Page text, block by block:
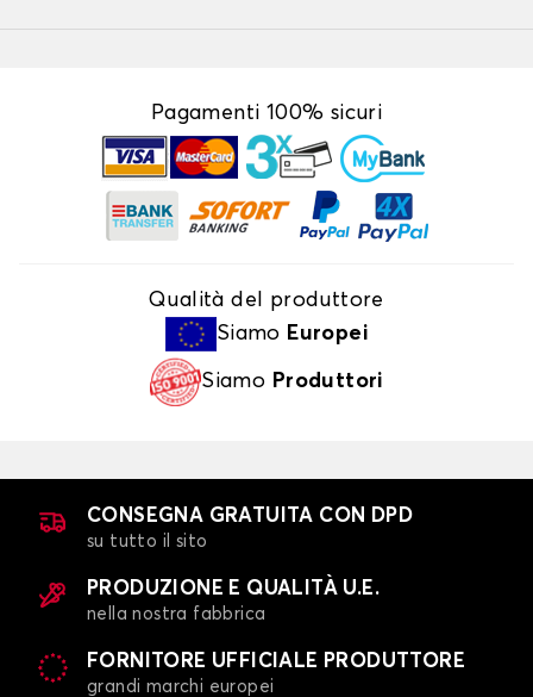
Pagamenti 100% sicuri
Qualità del produttore
Siamo Europei
Siamo Produttori
CONSEGNA GRATUITA CON DPD
su tutto il sito
PRODUZIONE E QUALITÀ U.E.
nella nostra fabbrica
FORNITORE UFFICIALE PRODUTTORE
grandi marchi europei